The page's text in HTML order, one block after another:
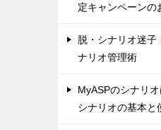
定キャンペーンの
脱・シナリオ迷子
ナリオ管理術
MyASPのシナリ
シナリオの基本と